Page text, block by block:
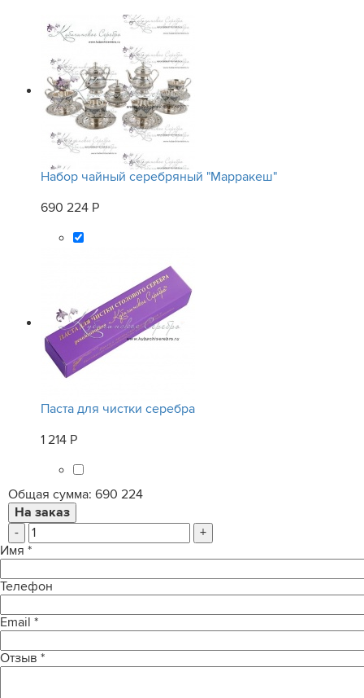
Набор чайный серебряный "Марракеш"
690 224 Р
Паста для чистки серебра
1 214 Р
Общая сумма: 690 224
-
+
Имя *
Телефон
Email *
Отзыв *